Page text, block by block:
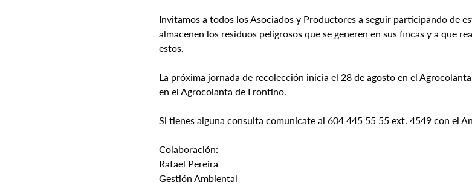
Invitamos a todos los Asociados y Productores a seguir participando de
almacenen los residuos peligrosos que se generen en sus fincas y a que
estos.
La próxima jornada de recolección inicia el 28 de agosto en el
en el Agrocolanta de Frontino.
Si tienes alguna consulta comunícate al 604 445 55 55 ext. 4549 con el
Colaboración:
Rafael Pereira
Gestión Ambiental